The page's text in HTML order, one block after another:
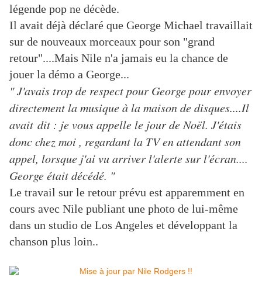
légende pop ne décède.
Il avait déjà déclaré que George Michael travaillait
sur de nouveaux morceaux pour son "grand
retour"....Mais Nile n'a jamais eu la chance de
jouer la démo a George...
" J'avais trop de respect pour George pour envoyer
directement la musique à la maison de disques....Il
avait dit : je vous appelle le jour de Noël. J'étais
donc chez moi , regardant la TV en attendant son
appel, lorsque j'ai vu arriver l'alerte sur l'écran....
George était décédé. "
Le travail sur le retour prévu est apparemment en
cours avec Nile publiant une photo de lui-même
dans un studio de Los Angeles et développant la
chanson plus loin..